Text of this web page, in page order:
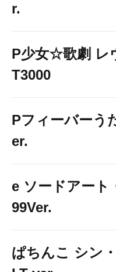
r.
P少女☆歌劇 レ
T3000
Pフィーバーう
er.
e ソードアート
99Ver.
ぱちんこ シン